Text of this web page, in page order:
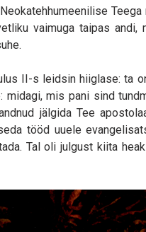
vaimuga taipas
II-s leidsin hiiglase: ta
midagi, mis pani sind
jälgida Tee
tööd uuele
Tal oli julgust kiita